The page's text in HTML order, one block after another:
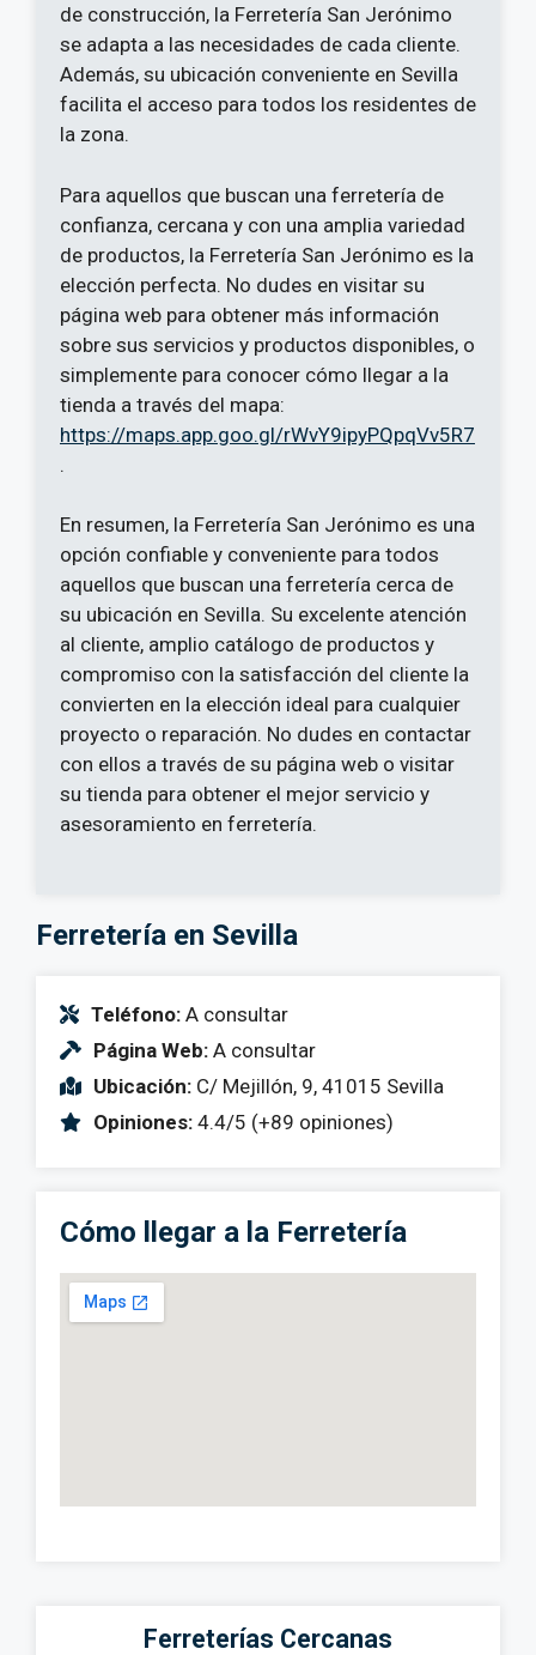
de construcción, la Ferretería San Jerónimo
se adapta a las necesidades de cada cliente.
Además, su ubicación conveniente en Sevilla
facilita el acceso para todos los residentes de
la zona.
Para aquellos que buscan una ferretería de
confianza, cercana y con una amplia variedad
de productos, la Ferretería San Jerónimo es la
elección perfecta. No dudes en visitar su
página web para obtener más información
sobre sus servicios y productos disponibles, o
simplemente para conocer cómo llegar a la
tienda a través del mapa:
https://maps.app.goo.gl/rWvY9ipyPQpqVv5R7
.
En resumen, la Ferretería San Jerónimo es una
opción confiable y conveniente para todos
aquellos que buscan una ferretería cerca de
su ubicación en Sevilla. Su excelente atención
al cliente, amplio catálogo de productos y
compromiso con la satisfacción del cliente la
convierten en la elección ideal para cualquier
proyecto o reparación. No dudes en contactar
con ellos a través de su página web o visitar
su tienda para obtener el mejor servicio y
asesoramiento en ferretería.
Ferretería en Sevilla
Teléfono: A consultar
Página Web: A consultar
Ubicación: C/ Mejillón, 9, 41015 Sevilla
Opiniones: 4.4/5 (+89 opiniones)
Cómo llegar a la Ferretería
Ferreterías Cercanas